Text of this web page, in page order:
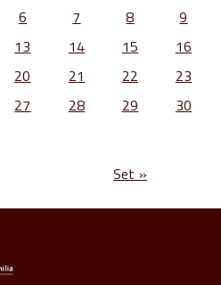
6 7 8
9
13 14 15
16
20 21 22
23
27 28 29
30
Set »